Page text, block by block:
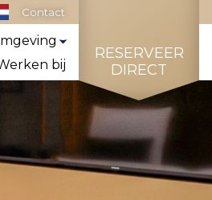
Contact
bij
RESERVEER
DIRECT